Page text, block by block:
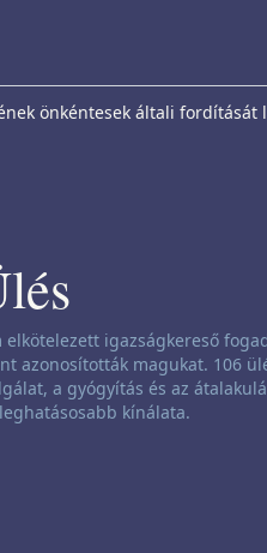
önkéntesek általi fordítását
igazságkereső
azonosították magukat. 106
a gyógyítás és az
kínálata.